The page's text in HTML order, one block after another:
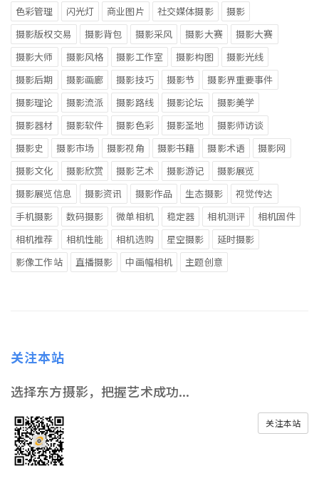
色彩管理
闪光灯 商业图片 社交媒体摄影
摄影
摄影版权交易
摄影背包 摄影采风 摄影大赛
摄影大赛
摄影大师
摄影风格 摄影工作室 摄影构图
摄影光线
摄影后期
摄影画廊 摄影技巧 摄影节
摄影界重要事件
摄影理论
摄影流派 摄影路线 摄影论坛
摄影美学
摄影器材
摄影软件 摄影色彩 摄影圣地
摄影师访谈
摄影史
摄影市场 摄影视角 摄影书籍 摄影术语
摄影网
摄影文化
摄影欣赏 摄影艺术 摄影游记
摄影展览
摄影展览信息
摄影资讯 摄影作品 生态摄影
视觉传达
手机摄影
数码摄影 微单相机 稳定器 相机测评
相机固件
相机推荐
相机性能 相机选购 星空摄影
延时摄影
影像工作站
直播摄影 中画幅相机 主题创意
关注本站
选择东方摄影，把握艺术成功...
关注本站